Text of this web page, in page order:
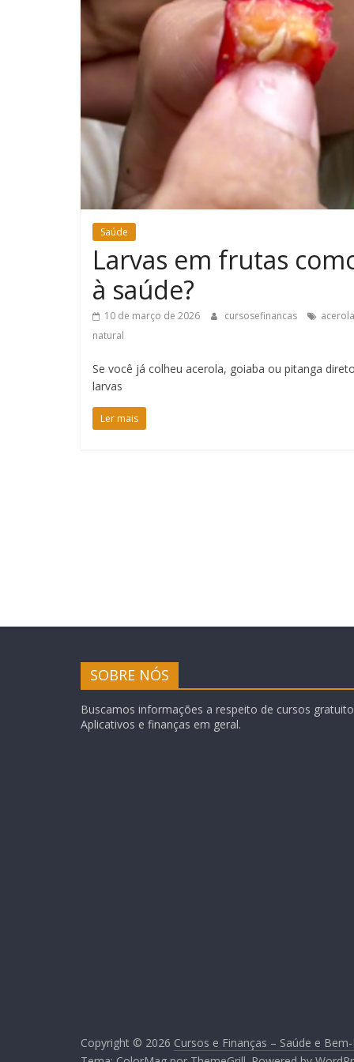
Saúde
Larvas em frutas
à saúde?
10 de março de 2026 cursosefinancas acerola
natural
Se você já colheu acerola, goiaba ou pitanga
larvas
Ler mais
SOBRE NÓS
Buscamos informações a respeito de cursos
Aplicativos e finanças em geral.
Copyright © 2026 Cursos e Finanças – Saúde e